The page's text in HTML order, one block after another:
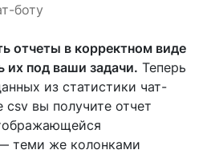
боту
отчеты в корректном виде
их под ваши задачи. Теперь
из статистики чат-
csv вы получите отчет
теми же колонками